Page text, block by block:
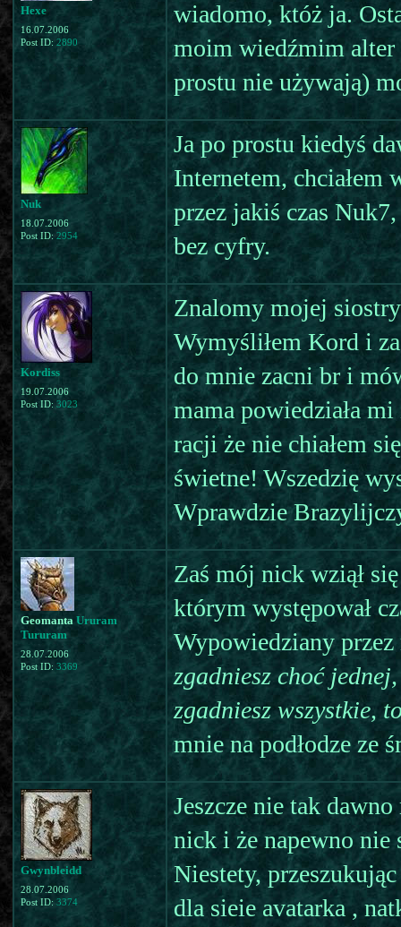
Hexe
16.07.2006
Post ID: 2890
wiadomo, któż ja.
moim wiedźmim alter
prostu nie używają)
Nuk
18.07.2006
Post ID: 2954
Ja po prostu kiedyś
Internetem, chciałem
przez jakiś czas
bez cyfry.
Kordiss
19.07.2006
Post ID: 3023
Znalomy mojej
Wymyśliłem Kord i
do mnie zacni br i
mama powiedziała
racji że nie chiałem
świetne! Wszedzię
Wprawdzie
Geomanta Ururam
Tururam
28.07.2006
Post ID: 3369
Zaś mój nick wziął
którym występował
Wypowiedziany
zgadniesz choć
zgadniesz wszystkie,
mnie na podłodze ze
Gwynbleidd
28.07.2006
Post ID: 3374
Jeszcze nie tak
nick i że napewno nie
Niestety,
dla sieie avatarka ,